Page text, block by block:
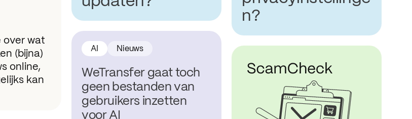
over wat
(bijna)
online,
kan
n?
WeTransfer gaat toch
geen bestanden van
gebruikers inzetten
voor AI
AI Nieuws